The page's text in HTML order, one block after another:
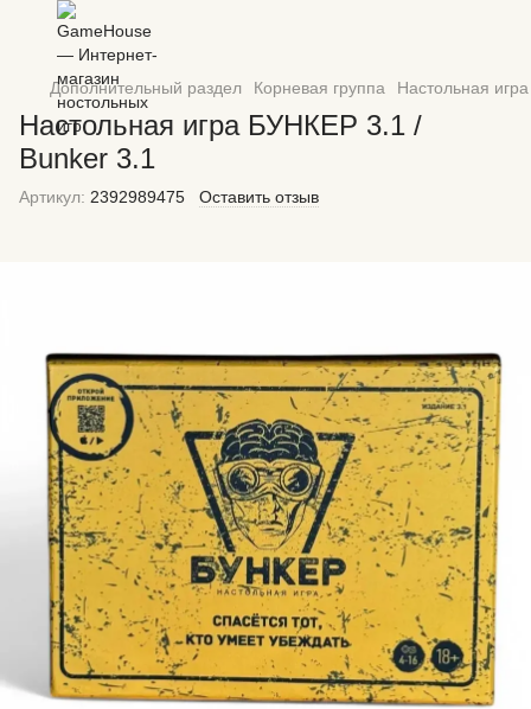
Дополнительный раздел Корневая группа Настольная
Настольная игра БУНКЕР 3.1 /
Bunker 3.1
Артикул: 2392989475 Оставить отзыв